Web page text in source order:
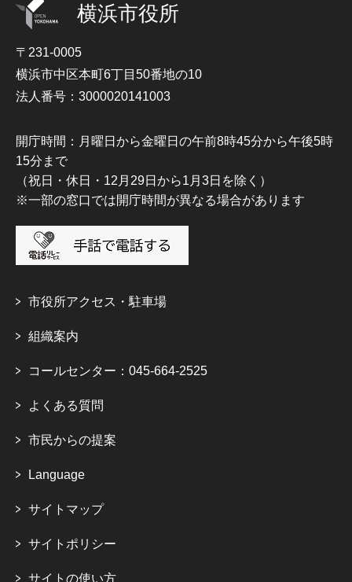
横浜市役所
〒231-0005
横浜市中区本町6丁目50番地の10
法人番号：3000020141003
開庁時間：月曜日から金曜日の午前8時45分から午後5時
15分まで
（祝日・休日・12月29日から1月3日を除く）
※一部の窓口では開庁時間が異なる場合があります
市役所アクセス・駐車場
組織案内
コールセンター：045-664-2525
よくある質問
市民からの提案
Language
サイトマップ
サイトポリシー
サイトの使い方